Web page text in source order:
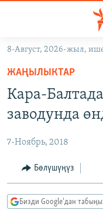
Навигацияга
өтүңүз
Издөөгө
салыңызКЫРГЫЗСТАН
ЭКОНОМИКА
МАДАНИЯТ
ДҮЙНӨ
БОРБОР АЗИЯ
УКРАИНА
АТАЙЫН ИЛИКТӨӨ
ТВ ПРОГРАММАЛАР
ЭКСПЕРТТЕР ТАЛДАЙТ
ӨЗГӨЧӨ ПИКИР
8-Август, 2026-жыл,
ЖАҢЫЛЫКТАР
Кара-
заводунда
7-Ноябрь, 2018
Бөлүшүңүз
Бизди Google'дан